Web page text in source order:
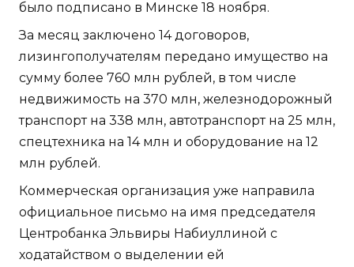
было подписано в Минске 18 ноября.
За месяц заключено 14 договоров,
лизингополучателям передано имущество на
сумму более 760 млн рублей, в том числе
недвижимость на 370 млн, железнодорожный
транспорт на 338 млн, автотранспорт на 25 млн,
спецтехника на 14 млн и оборудование на 12
млн рублей.
Коммерческая организация уже направила
официальное письмо на имя председателя
Центробанка Эльвиры Набиуллиной с
ходатайством о выделении ей